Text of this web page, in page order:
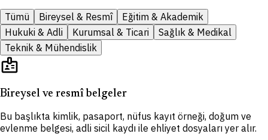
Tümü
Bireysel & Resmî
Eğitim & Akademik
Hukuki & Adli
Kurumsal & Ticari
Sağlık & Medikal
Teknik & Mühendislik
badge
Bireysel ve resmî belgeler
Bu başlıkta kimlik, pasaport, nüfus kayıt örneği, doğum ve
evlenme belgesi, adli sicil kaydı ile ehliyet dosyaları yer alır.